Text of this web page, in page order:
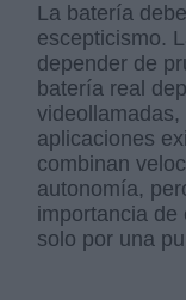
La batería
escepticismo.
depender de
batería real
aplicaciones
combinan
autonomía,
importancia de
solo por una